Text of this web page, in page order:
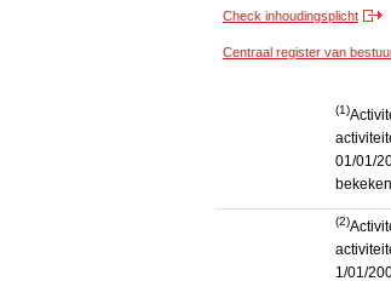
Check inhoudingsplicht
Centraal register van
(1)
01/01/
(2)
1/01/